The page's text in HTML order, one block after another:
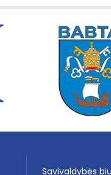
Savivaldybės